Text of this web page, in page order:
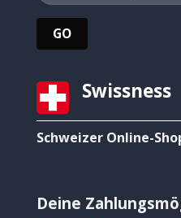
Swissness
Schweizer Online-
Deine